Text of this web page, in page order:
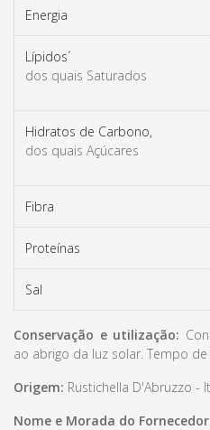
Energia
Lípidos´
dos quais Saturados
Hidratos de Carbono,
dos quais Açúcares
Fibra
Proteínas
Sal
Conservação e utilização:
ao abrigo da luz solar. Tempo
Origem: Rustichella D'Abruzzo -
Nome e Morada do